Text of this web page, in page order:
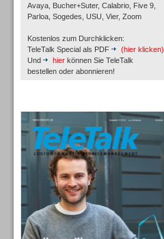
Avaya, Bucher+Suter, Calabrio, Five 9,
Parloa, Sogedes, USU, Vier, Zoom
Kostenlos zum Durchklicken:
TeleTalk Special als PDF
(hier klicken)
Und
hier können Sie TeleTalk
bestellen oder abonnieren!
Inbound